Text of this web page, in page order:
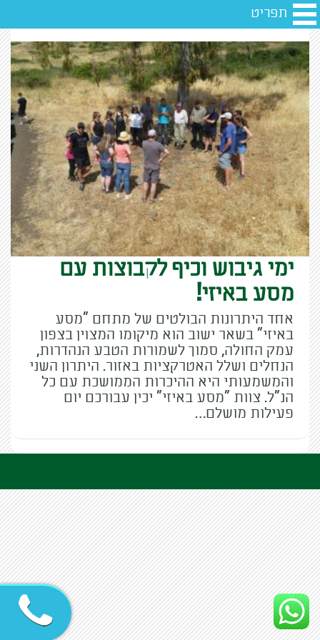
ימי גיבוש וכיף לקבוצות עם
מסע באיזי!
אחד היתרונות הבולטים של מתחם "מסע
באיזי" בשאר ישוב הוא מיקומו המצוין בצפון
עמק החולה, סמוך לשמורות הטבע הנהדרות,
הנחלים ושלל האטרקציות באזור. היתרון השני
והמשמעותי היא ההיכרות הממושכת עם כל
הנ"ל. צוות "מסע באיזי" יכין עבורכם יום
פעילות מושלם…
תפריט